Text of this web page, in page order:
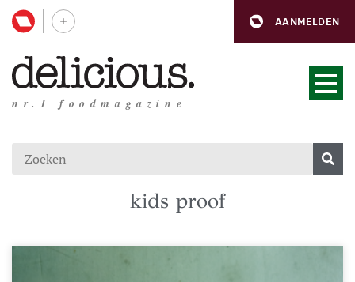
AANMELDEN
nr.1 foodmagazine
kids proof